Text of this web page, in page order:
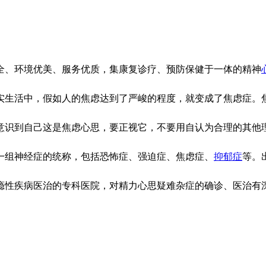
境优美、服务优质，集康复诊疗、预防保健于一体的精神
中，假如人的焦虑达到了严峻的程度，就变成了焦虑症
自己这是焦虑心思，要正视它，不要用自认为合理的其
经症的统称，包括恐怖症、强迫症、焦虑症、 抑郁症等。
病医治的专科医院，对精力心思疑难杂症的确诊、医治有